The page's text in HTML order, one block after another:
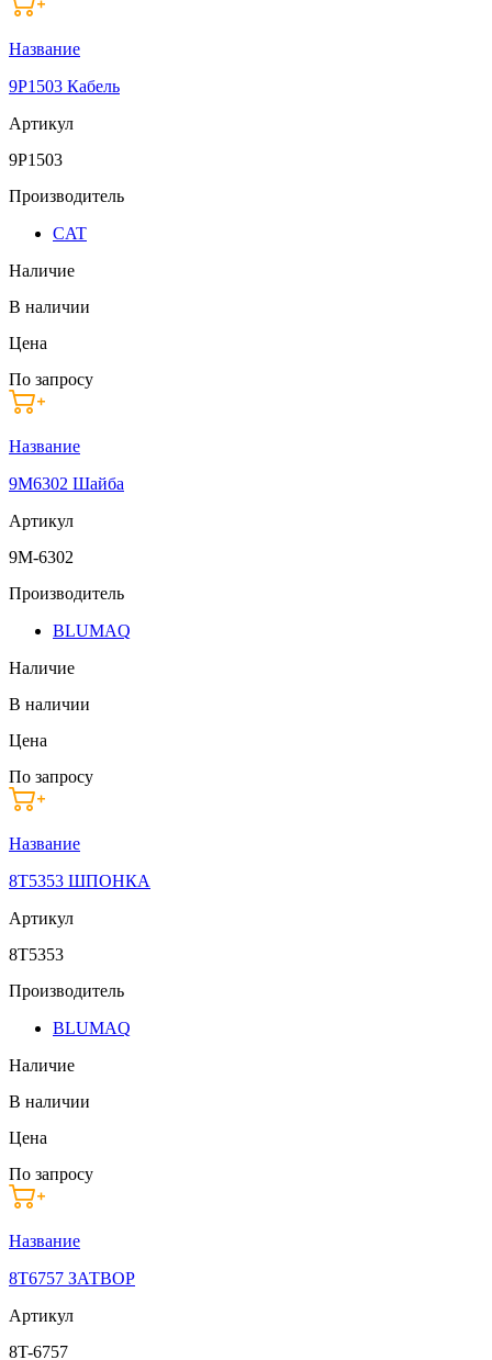
Название
9P1503 Кабель
Артикул
9P1503
Производитель
CAT
Наличие
В наличии
Цена
По запросу
Название
9M6302 Шайба
Артикул
9M-6302
Производитель
BLUMAQ
Наличие
В наличии
Цена
По запросу
Название
8T5353 ШПОНКА
Артикул
8T5353
Производитель
BLUMAQ
Наличие
В наличии
Цена
По запросу
Название
8T6757 ЗАТВОР
Артикул
8T-6757